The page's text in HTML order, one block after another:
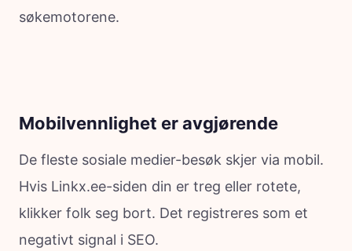
søkemotorene.
Mobilvennlighet er avgjørende
De fleste sosiale medier-besøk skjer via mobil.
Hvis Linkx.ee-siden din er treg eller rotete,
klikker folk seg bort. Det registreres som et
negativt signal i SEO.